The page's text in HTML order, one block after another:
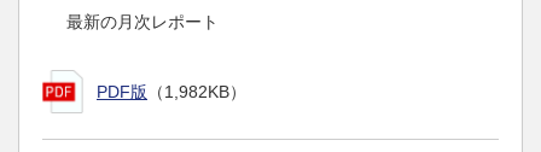
最新の月次レポート
PDF版 （1,982KB）